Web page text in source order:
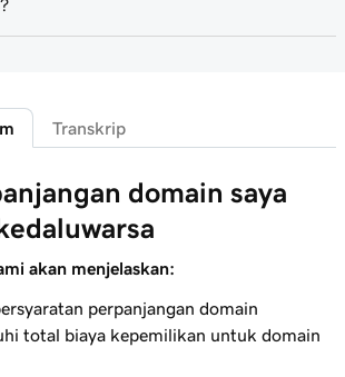
25)
25)
domain ditentukan?
25)
premium?
25)
Transkrip
domain saya
akan menjelaskan:
perpanjangan domain
total biaya kepemilikan untuk domain